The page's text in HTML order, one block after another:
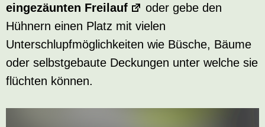
eingezäunten Freilauf
oder gebe den
Hühnern einen Platz mit vielen
Unterschlupfmöglichkeiten wie Büsche, Bäume
oder selbstgebaute Deckungen unter welche sie
flüchten können.